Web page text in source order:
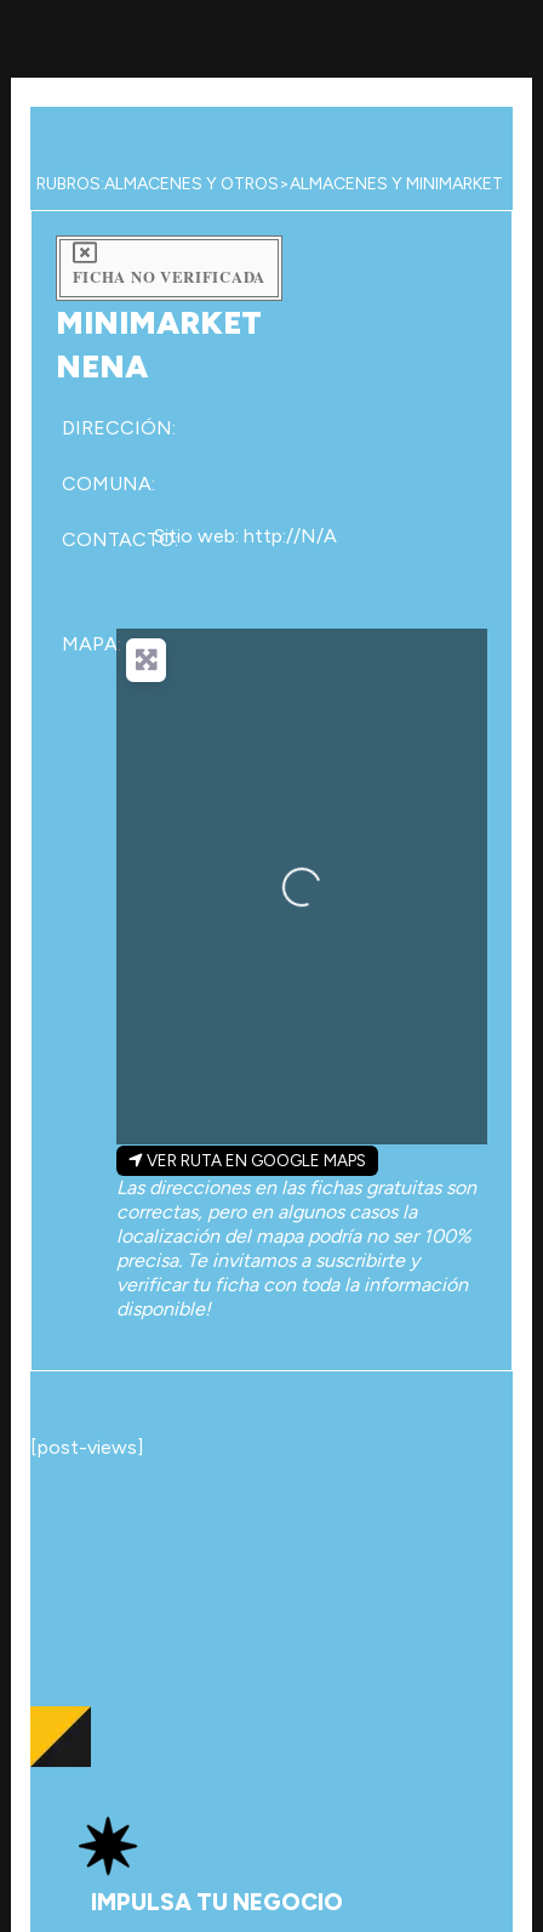
contenido
RUBROS:ALMACENES Y OTROS>ALMACENES Y MINIMARKET
FICHA NO VERIFICADA
MINIMARKET
NENA
DIRECCIÓN:
COMUNA:
CONTACTO:Sitio web: http://N/A
MAPA:
Cargando…
VER RUTA EN GOOGLE MAPS
Las direcciones en las fichas gratuitas son
correctas, pero en algunos casos la
localización del mapa podría no ser 100%
precisa. Te invitamos a suscribirte y
verificar tu ficha con toda la información
disponible!
[post-views]
IMPULSA TU NEGOCIO